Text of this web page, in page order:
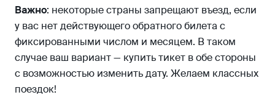
Важно: некоторые страны запрещают въезд, если
у вас нет действующего обратного билета с
фиксированными числом и месяцем. В таком
случае ваш вариант — купить тикет в обе стороны
с возможностью изменить дату. Желаем классных
поездок!